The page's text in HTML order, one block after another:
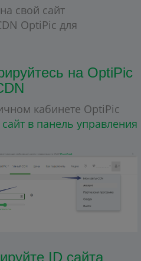
свой сайт
OptiPic для
на OptiPic
кабинете OptiPic
в панель управления
ID сайта